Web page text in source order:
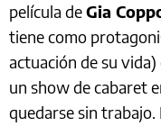
película deGia
tiene como
actuación de su
un show de cabaret
quedarse sin